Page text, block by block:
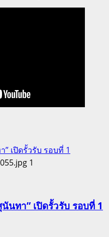
เปิดรั้วรับ รอบที่ 1
1
นทา” เปิดรั้วรับ รอบที่ 1